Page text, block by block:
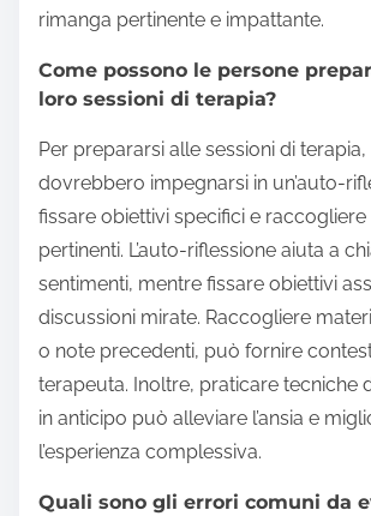
rimanga pertinente e impattante.
Come possono le persone
loro sessioni di terapia?
Per prepararsi alle sessioni di
dovrebbero impegnarsi in un’auto-
fissare obiettivi specifici e
pertinenti. L’auto-riflessione aiuta a
sentimenti, mentre fissare obiettivi
discussioni mirate. Raccogliere
o note precedenti, può fornire
terapeuta. Inoltre, praticare tecniche
in anticipo può alleviare l’ansia e
l’esperienza complessiva.
Quali sono gli errori comuni da